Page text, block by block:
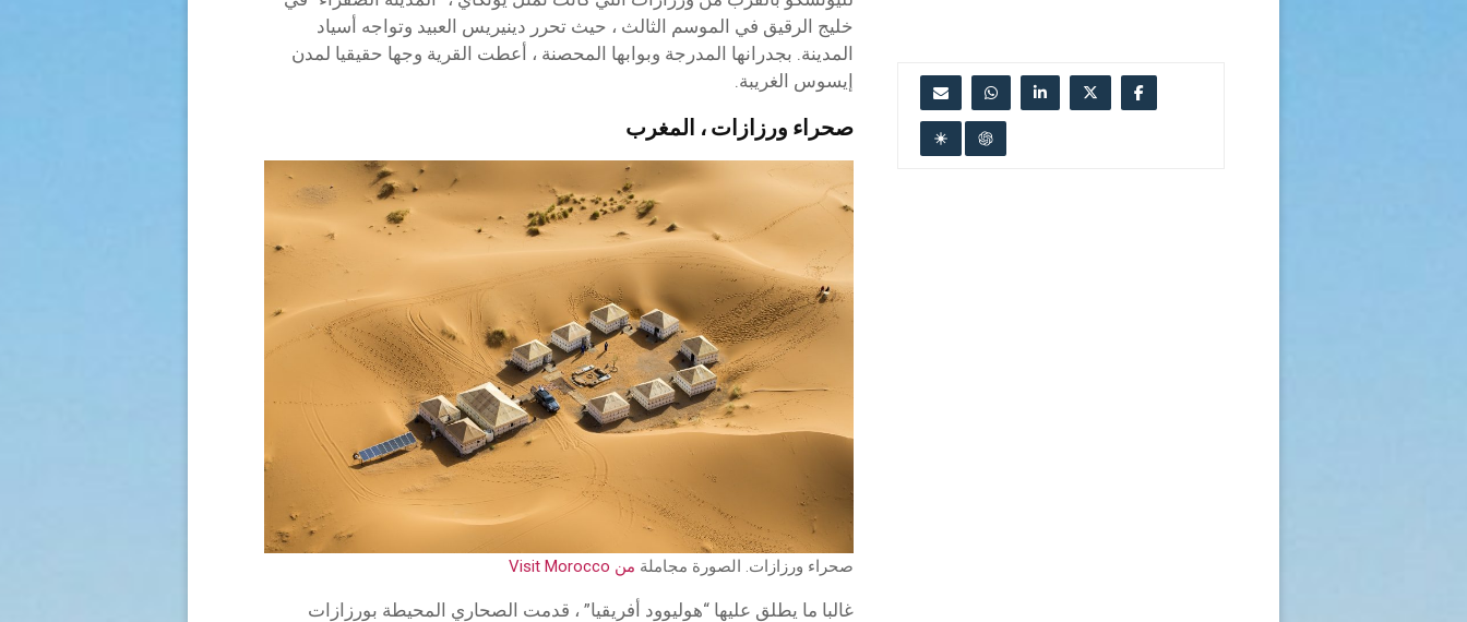
خليج الرقيق في الموسم الثالث ، حيث تحرر دينيريس العبيد وتواجه أسياد
المدينة. بجدرانها المدرجة وبوابها المحصنة ، أعطت القرية وجها حقيقيا لمدن
إيسوس الغريبة.
صحراء ورزازات ، المغرب
صحراء ورزازات. الصورة مجاملة من Visit Morocco
غالبا ما يطلق عليها “هوليوود أفريقيا” ، قدمت الصحاري المحيطة بورزازات